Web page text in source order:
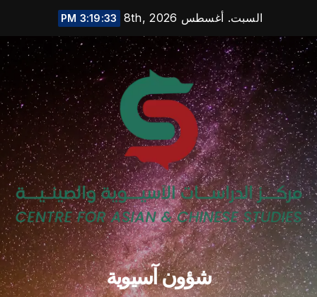
content
السبت. أغسطس 8th, 2026 3:19:34 PM
شؤون آسيوية